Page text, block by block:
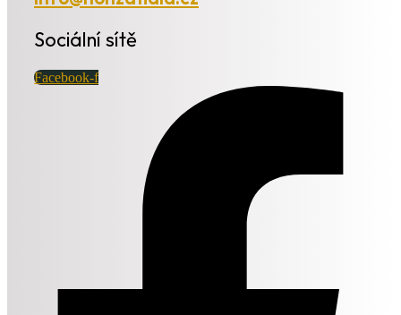
Sociální sítě
Facebook-f